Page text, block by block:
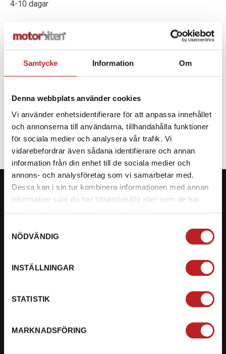
Samtycke Information Om
Denna webbplats använder cookies
Vi använder enhetsidentifierare för att anpassa innehållet
och annonserna till användarna, tillhandahålla funktioner
för sociala medier och analysera vår trafik. Vi
vidarebefordrar även sådana identifierare och annan
information från din enhet till de sociala medier och
annons- och analysföretag som vi samarbetar med.
Dessa kan i sin tur kombinera informationen med annan
information som du har tillhandahållit eller som de har
NÖDVÄNDIG
INSTÄLLNINGAR
STATISTIK
MARKNADSFÖRING
4-10 dagar
- +
SPECIFIKATION
Org. nummer: 5566689278
Ryckepungsvägen 3, 79177 Falun